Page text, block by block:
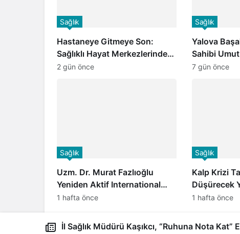
İl Sağlık Müdürü Kaşıkcı, “Ruhuna Nota Kat”
Hastaneye Gitmeye Son:
Sağlıklı Hayat Merkezlerinde
Uzaktan Görüşme Dönemi
Sağlık
2 gün önce
Yalova
Sahibi Umut
Başhekim
Sağlık
7 gün önce
Uzm. Dr. Murat Fazlıoğlu
Yeniden Aktif International
Hospital Yalova Hastanesi’nde
Sağlık
1 hafta önce
Kalp Krizi
Düşürecek
Dünyada Bir
Geliştirildi
Sağlık
1 hafta önce